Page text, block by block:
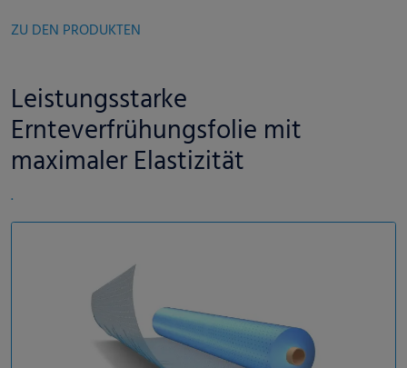
ZU DEN PRODUKTEN
Leistungsstarke
Ernteverfrühungsfolie mit
maximaler Elastizität
.